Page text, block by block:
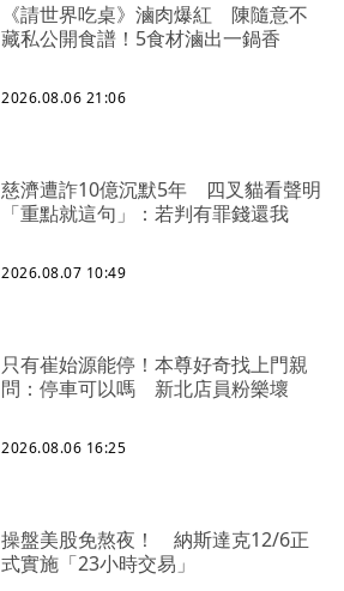
《請世界吃桌》滷肉爆紅 陳隨意不
藏私公開食譜！5食材滷出一鍋香
2026.08.06 21:06
慈濟遭詐10億沉默5年 四叉貓看聲明
「重點就這句」：若判有罪錢還我
2026.08.07 10:49
只有崔始源能停！本尊好奇找上門親
問：停車可以嗎 新北店員粉樂壞
2026.08.06 16:25
操盤美股免熬夜！ 納斯達克12/6正
式實施「23小時交易」